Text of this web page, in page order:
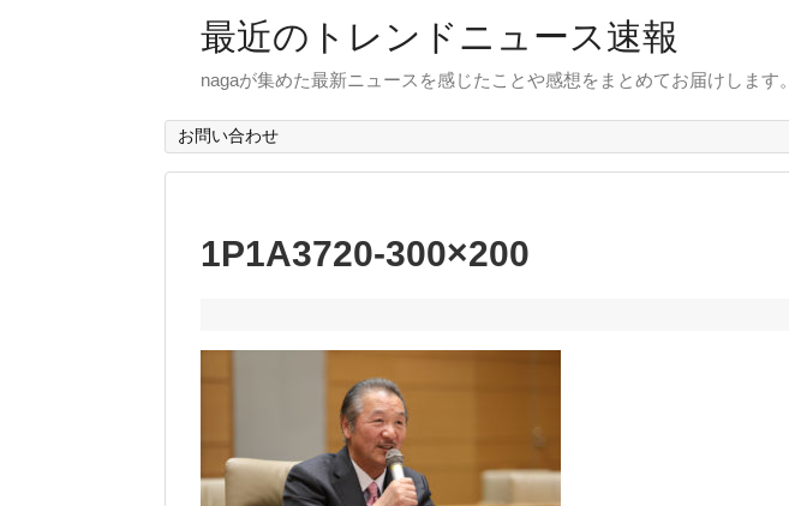
最近のトレンドニュース速報
nagaが集めた最新ニュースを感じたことや感想をまとめてお届けします。
お問い合わせ
1P1A3720-300×200